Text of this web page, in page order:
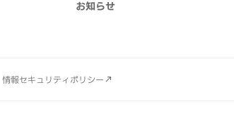
お知らせ
情報セキュリティポリシー